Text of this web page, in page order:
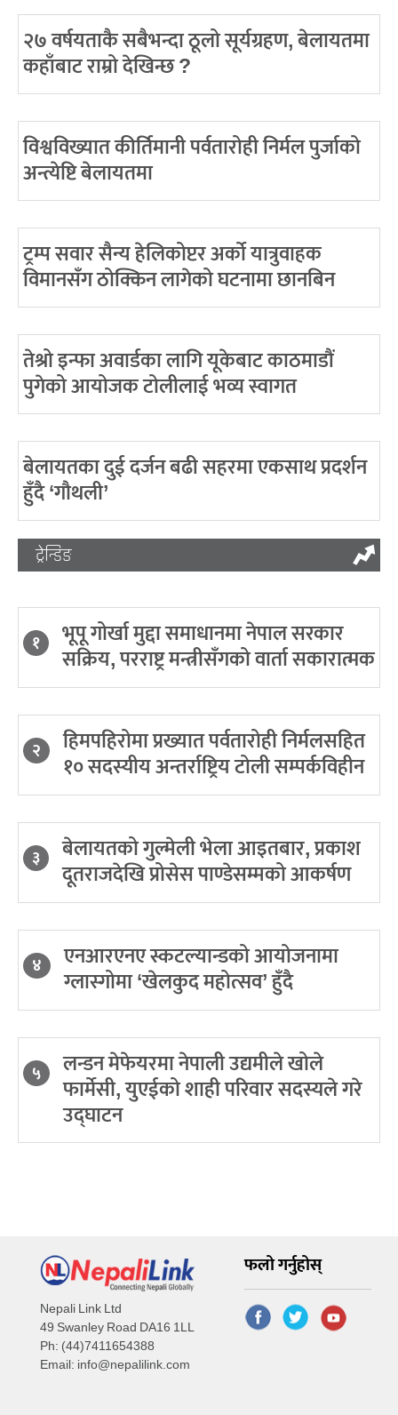
२७ वर्षयताकै सबैभन्दा ठूलो सूर्यग्रहण, बेलायतमा
कहाँबाट राम्रो देखिन्छ ?
विश्वविख्यात कीर्तिमानी पर्वतारोही निर्मल पुर्जाको
अन्त्येष्टि बेलायतमा
ट्रम्प सवार सैन्य हेलिकोप्टर अर्को यात्रुवाहक
विमानसँग ठोक्किन लागेको घटनामा छानबिन
तेश्रो इन्फा अवार्डका लागि यूकेबाट काठमाडौं
पुगेको आयोजक टोलीलाई भव्य स्वागत
बेलायतका दुई दर्जन बढी सहरमा एकसाथ प्रदर्शन
हुँदै ‘गौथली’
ट्रेन्डिङ
१ भूपू गोर्खा मुद्दा समाधानमा नेपाल सरकार
सक्रिय, परराष्ट्र मन्त्रीसँगको वार्ता सकारात्मक
२ हिमपहिरोमा प्रख्यात पर्वतारोही निर्मलसहित
१० सदस्यीय अन्तर्राष्ट्रिय टोली सम्पर्कविहीन
३ बेलायतको गुल्मेली भेला आइतबार, प्रकाश
दूतराजदेखि प्रोसेस पाण्डेसम्मको आकर्षण
४ एनआरएनए स्कटल्यान्डको आयोजनामा
ग्लास्गोमा ‘खेलकुद महोत्सव’ हुँदै
५ लन्डन मेफेयरमा नेपाली उद्यमीले खोले
फार्मेसी, युएईको शाही परिवार सदस्यले गरे
उद्घाटन
Nepali Link Ltd
49 Swanley Road DA16 1LL
Ph: (44)7411654388
Email: info@nepalilink.com
फलो गर्नुहोस्